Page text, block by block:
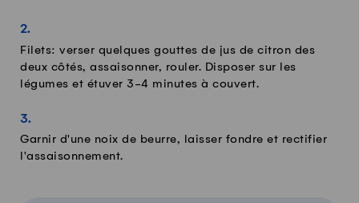
Filets: verser quelques gouttes de jus de citron des
deux côtés, assaisonner, rouler. Disposer sur les
légumes et étuver 3-4 minutes à couvert.
Garnir d'une noix de beurre, laisser fondre et rectifier
l'assaisonnement.